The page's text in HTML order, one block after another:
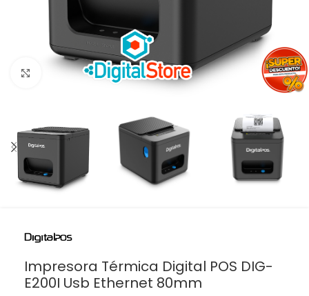
Haga clic para ampliar
Impresora Térmica Digital POS DIG-
E200I Usb Ethernet 80mm